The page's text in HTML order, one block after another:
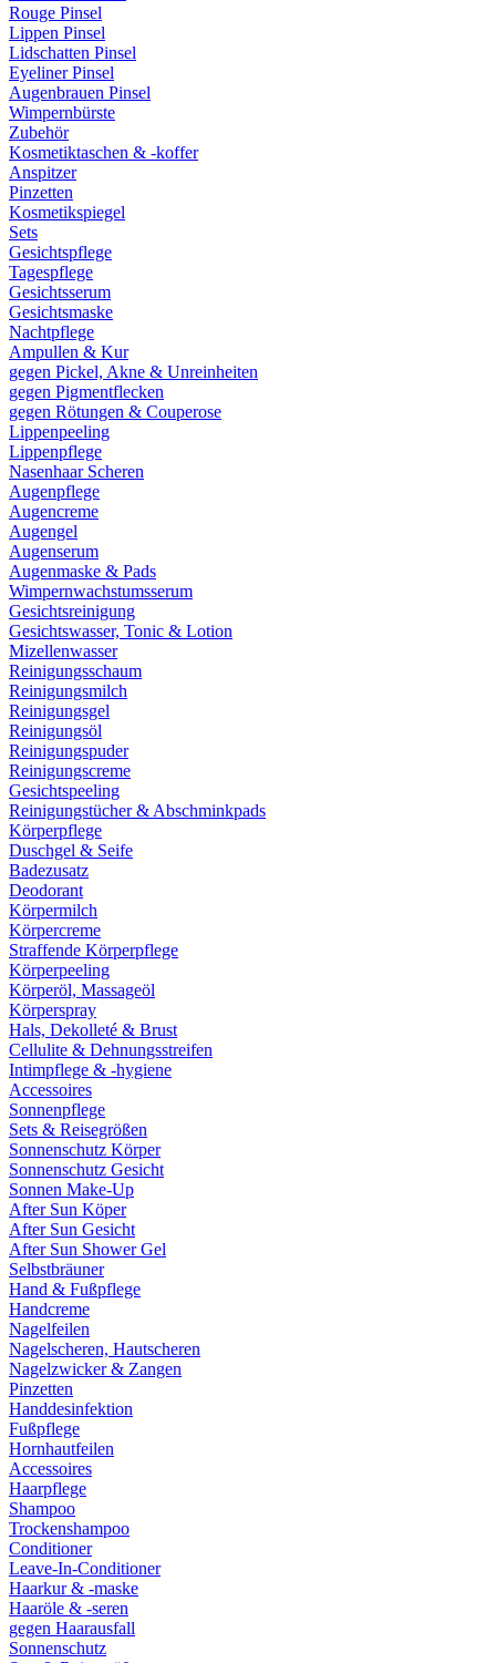
Rouge Pinsel
Lippen Pinsel
Lidschatten Pinsel
Eyeliner Pinsel
Augenbrauen Pinsel
Wimpernbürste
Zubehör
Kosmetiktaschen & -koffer
Anspitzer
Pinzetten
Kosmetikspiegel
Sets
Gesichtspflege
Tagespflege
Gesichtsserum
Gesichtsmaske
Nachtpflege
Ampullen & Kur
gegen Pickel, Akne & Unreinheiten
gegen Pigmentflecken
gegen Rötungen & Couperose
Lippenpeeling
Lippenpflege
Nasenhaar Scheren
Augenpflege
Augencreme
Augengel
Augenserum
Augenmaske & Pads
Wimpernwachstumsserum
Gesichtsreinigung
Gesichtswasser, Tonic & Lotion
Mizellenwasser
Reinigungsschaum
Reinigungsmilch
Reinigungsgel
Reinigungsöl
Reinigungspuder
Reinigungscreme
Gesichtspeeling
Reinigungstücher & Abschminkpads
Körperpflege
Duschgel & Seife
Badezusatz
Deodorant
Körpermilch
Körpercreme
Straffende Körperpflege
Körperpeeling
Körperöl, Massageöl
Körperspray
Hals, Dekolleté & Brust
Cellulite & Dehnungsstreifen
Intimpflege & -hygiene
Accessoires
Sonnenpflege
Sets & Reisegrößen
Sonnenschutz Körper
Sonnenschutz Gesicht
Sonnen Make-Up
After Sun Köper
After Sun Gesicht
After Sun Shower Gel
Selbstbräuner
Hand & Fußpflege
Handcreme
Nagelfeilen
Nagelscheren, Hautscheren
Nagelzwicker & Zangen
Pinzetten
Handdesinfektion
Fußpflege
Hornhautfeilen
Accessoires
Haarpflege
Shampoo
Trockenshampoo
Conditioner
Leave-In-Conditioner
Haarkur & -maske
Haaröle & -seren
gegen Haarausfall
Sonnenschutz